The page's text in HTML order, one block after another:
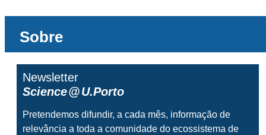
Sobre
Newsletter
Science@U.Porto
Pretendemos difundir, a cada mês, informação de
relevância a toda a comunidade do ecossistema de